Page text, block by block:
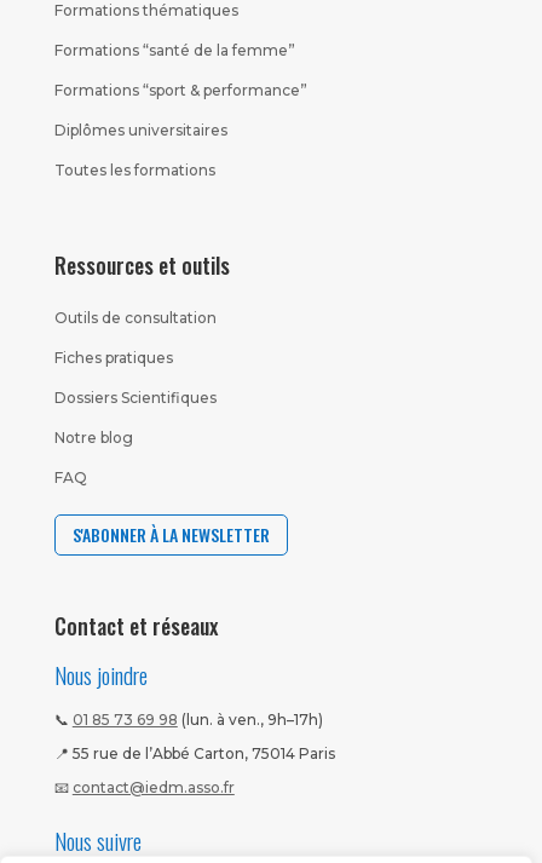
Formations thématiques
Formations “santé de la femme”
Formations “sport & performance”
Diplômes universitaires
Toutes les formations
Ressources et outils
Outils de consultation
Fiches pratiques
Dossiers Scientifiques
Notre blog
FAQ
S'ABONNER À LA NEWSLETTER
Contact et réseaux
Nous joindre
📞 01 85 73 69 98 (lun. à ven., 9h–17h)
📍 55 rue de l’Abbé Carton, 75014 Paris
📧 contact@iedm.asso.fr
Nous suivre